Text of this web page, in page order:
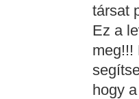
társat
Ez a
meg!!!
hogy